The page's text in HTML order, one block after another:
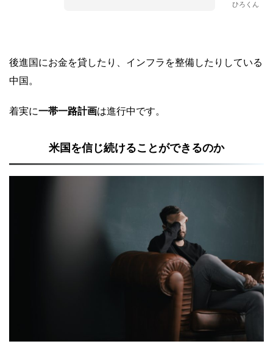
ひろくん
後進国にお金を貸したり、インフラを整備したりしている
中国。
着実に一帯一路計画は進行中です。
米国を信じ続けることができるのか